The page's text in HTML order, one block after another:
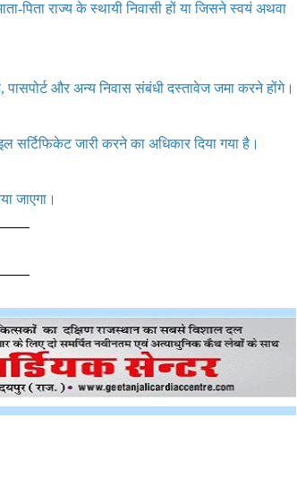
पिता राज्य के स्थायी निवासी हों या जिसने स्वयं अथवा
और अन्य निवास संबंधी दस्तावेज जमा करने होंगे।
जारी करने का अधिकार दिया गया है।
जाएगा।